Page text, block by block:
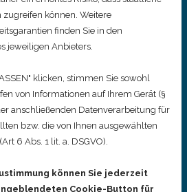
Spielemagazin
Besonders beliebt sind
Für das Geburtstagskind und
seine Freunde stehen
spezielle
Geburtstagszimmer zur
unvergesslich machen. Wir
zugreifen können. Weitere
finden Sie in den
jeweiligen Anbieters.
klicken, stimmen Sie sowohl
von Informationen auf Ihrem Gerät (§
anschließenden Datenverarbeitung für
bzw. die von Ihnen ausgewählten
6 Abs. 1 lit. a. DSGVO).
können Sie jederzeit
Cookie-Button für